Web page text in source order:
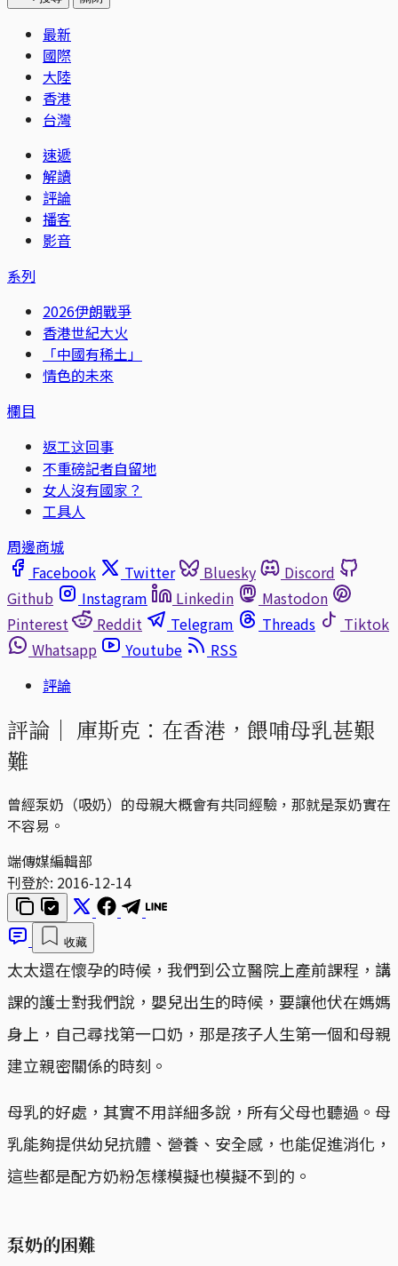
最新
國際
大陸
香港
台灣
速遞
解讀
評論
播客
影音
系列
2026伊朗戰爭
香港世紀大火
「中國有稀土」
情色的未來
欄目
返工这回事
不重磅記者自留地
女人沒有國家？
工具人
周邊商城
Facebook
Twitter Bluesky
Discord
Github
Instagram Linkedin
Mastodon
Pinterest
Reddit Telegram Threads
Tiktok
Whatsapp
Youtube
RSS
評論
評論｜ 庫斯克：在香港，餵哺母乳甚艱
難
曾經泵奶（吸奶）的母親大概會有共同經驗，那就是泵奶實在
不容易。
端傳媒編輯部
刊登於: 2016-12-14
收藏
太太還在懷孕的時候，我們到公立醫院上產前課程，講
課的護士對我們說，嬰兒出生的時候，要讓他伏在媽媽
身上，自己尋找第一口奶，那是孩子人生第一個和母親
建立親密關係的時刻。
母乳的好處，其實不用詳細多說，所有父母也聽過。母
乳能夠提供幼兒抗體、營養、安全感，也能促進消化，
這些都是配方奶粉怎樣模擬也模擬不到的。
泵奶的困難